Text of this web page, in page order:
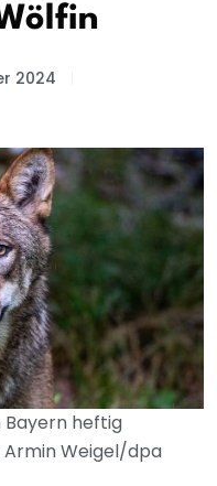
2024
Bayern heftig
Weigel/dpa